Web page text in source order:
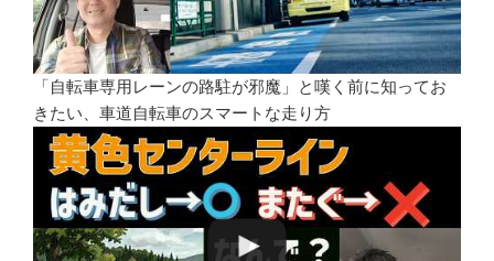
「自転車専用レーンの路駐が邪魔」と嘆く前に知ってお
きたい、車道自転車のスマートな走り方